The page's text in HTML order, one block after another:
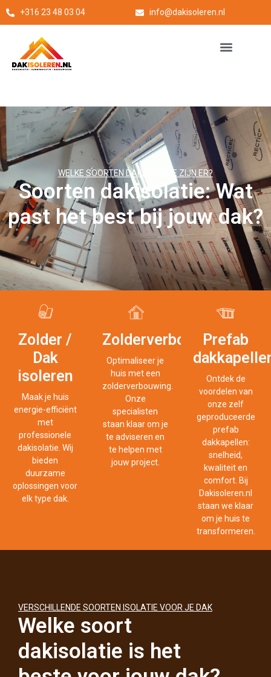
+316 23 48 03 04 info@dakisoleren.nl
WELKE SOORTEN DAKISOLATIE ZIJN ER?
Soorten dakisolatie: Wat
past het best bij jouw dak?
Zolder /
Dak
isoleren
Maak je huis
energie-efficiënt
met
professionele
dakisolatie. Wij
bieden
duurzame
oplossingen voor
elk type dak.
Zolderverbouwingen
Optimaliseer je
huis met een
zolderverbouwing.
Onze
specialisten
staan klaar om je
te adviseren en
te helpen met
jouw project.
Prefab
Ontdek de
voordelen van
onze zelf
geproduceerde
prefab
dakkapellen:
snelheid,
kwaliteit en
comfort. Bij
Dakisoleren.nl
staan we klaar
om je huis te
transformeren.
VERSCHILLENDE SOORTEN ISOLATIE VOOR JE DAK
Welke soort
dakisolatie is het